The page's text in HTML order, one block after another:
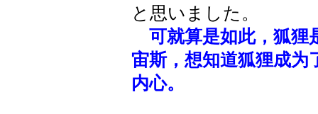
と思いました。
可就算是如此，狐狸
宙斯，想知道狐狸成为
内心。